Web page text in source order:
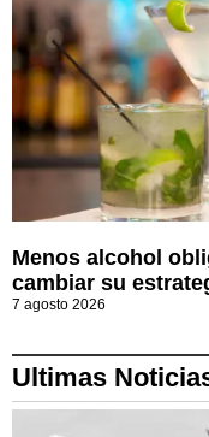
Menos alcohol
cambiar su
7 agosto 2026
Ultimas